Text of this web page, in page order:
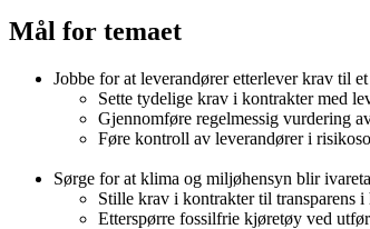
Mål for temaet
Jobbe for at leverandører etterlever krav til
Sette tydelige krav i kontrakter med
Gjennomføre regelmessig vurdering
Føre kontroll av leverandører i
Sørge for at klima og miljøhensyn blir
Stille krav i kontrakter til transparens i
Etterspørre fossilfrie kjøretøy ved